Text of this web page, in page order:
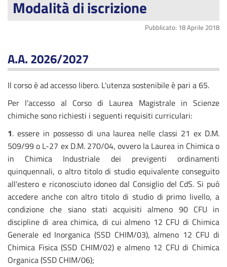
Modalità di iscrizione
Pubblicato: 18 Aprile 2018
A.A. 2026/2027
Il corso è ad accesso libero. L'utenza sostenibile è pari a 65.
Per l'accesso al Corso di Laurea Magistrale in Scienze
chimiche sono richiesti i seguenti requisiti curriculari:
1. essere in possesso di una laurea nelle classi 21 ex D.M.
509/99 o L-27 ex D.M. 270/04, ovvero la Laurea in Chimica o
in Chimica Industriale dei previgenti ordinamenti
quinquennali, o altro titolo di studio equivalente conseguito
all'estero e riconosciuto idoneo dal Consiglio del CdS. Si può
accedere anche con altro titolo di studio di primo livello, a
condizione che siano stati acquisiti almeno 90 CFU in
discipline di area chimica, di cui almeno 12 CFU di Chimica
Generale ed Inorganica (SSD CHIM/03), almeno 12 CFU di
Chimica Fisica (SSD CHIM/02) e almeno 12 CFU di Chimica
Organica (SSD CHIM/06);